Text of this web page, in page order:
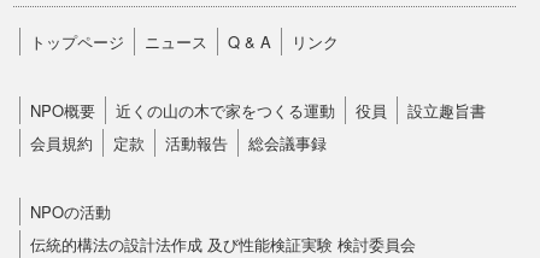
トップページ ニュース Q & A リンク
NPO概要 近くの山の木で家をつくる運動 役員
設立趣旨書
会員規約
定款 活動報告 総会議事録
NPOの活動
伝統的構法の設計法作成 及び性能検証実験 検討委員会